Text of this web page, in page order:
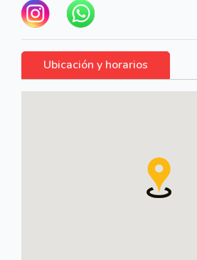
Ubicación y horarios